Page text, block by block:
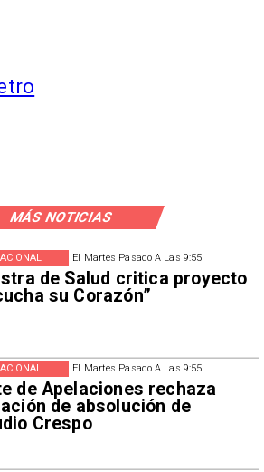
MÁS NOTICIAS
El Martes Pasado A Las 9:55
de Salud critica proyecto
su Corazón”
El Martes Pasado A Las 9:55
de Apelaciones rechaza
de absolución de
Crespo